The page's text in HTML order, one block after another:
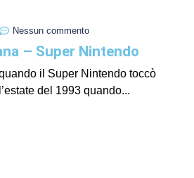
Nessun commento
– Super Nintendo
il Super Nintendo toccò
del 1993 quando...